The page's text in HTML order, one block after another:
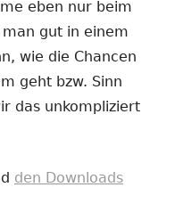
eben nur beim
gut in einem
wie die Chancen
geht bzw. Sinn
das unkompliziert
den Downloads